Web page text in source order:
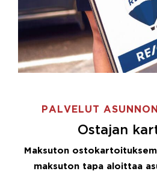
PALVELUT
Ostajan
Maksuton
maksuton tapa aloittaa